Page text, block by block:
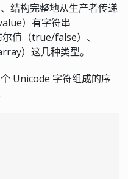
结构完整地从生产者传递
）有字符串
值（true/false）、
）这几种类型。
Unicode 字符组成的序